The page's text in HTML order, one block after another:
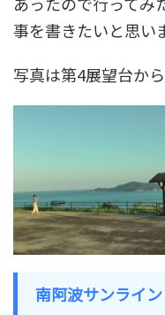
事を書きたいと思い
写真は第4展望台か
南阿波サンライ